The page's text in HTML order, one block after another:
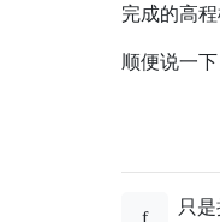
完成的高
顺便说一
只